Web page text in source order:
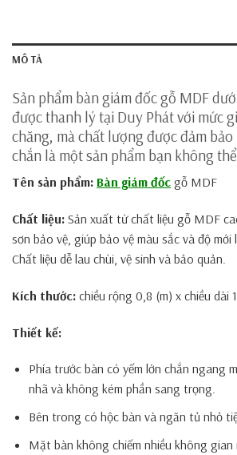
MÔ TẢ
Sản phẩm bàn giám đốc gỗ MDF
được thanh lý tại Duy Phát với mức
chăng, mà chất lượng được đảm bảo
chắn là một sản phẩm bạn không
Tên sản phẩm: Bàn giám đốc gỗ MDF
Chất liệu: Sản xuất từ chất liệu gỗ MDF
sơn bảo vệ, giúp bảo vệ màu sắc và độ mới
Chất liệu dễ lau chùi, vệ sinh và bảo quản.
Kích thước: chiều rộng 0,8 (m) x chiều dài
Thiết kế:
Phía trước bàn có yếm lớn chắn ngang
nhã và không kém phần sang trọng.
Bên trong có hộc bàn và ngăn tủ nhỏ
Mặt bàn không chiếm nhiều không gian